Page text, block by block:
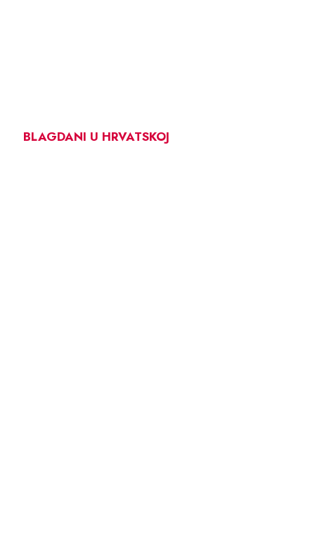
BLAGDANI U HRVATSKOJ